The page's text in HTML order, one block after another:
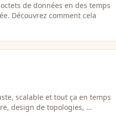
de données en des temps
Découvrez comment cela
scalable et tout ça en temps
design de topologies, …